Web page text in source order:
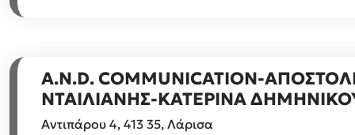
A.N.D. COMMUNICATION-
ΝΤΑΙΛΙΑΝΗΣ-ΚΑΤΕΡΙΝΑ
Αντιπάρου 4, 413 35, Λάρισα